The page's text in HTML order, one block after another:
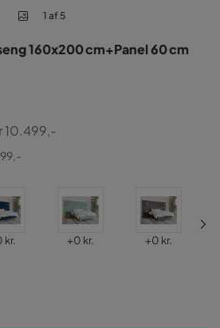
1 af 5
160x200 cm+Panel 60 cm
10.499,-
kr. Pris
+0 kr. Pris
+0 kr.